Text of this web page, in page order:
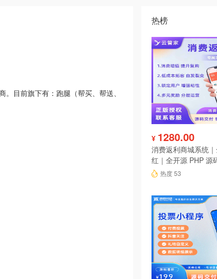
目前旗下有：跑腿（帮买、帮送、
热榜
¥ 1280.00
消费返利商城系统
红｜全开源 PHP 源
热度 53